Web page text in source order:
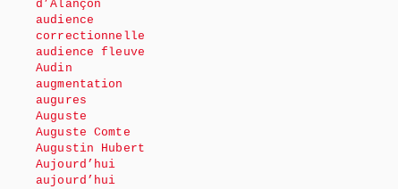
d’Alançon
audience
correctionnelle
audience fleuve
Audin
augmentation
augures
Auguste
Auguste Comte
Augustin Hubert
Aujourd’hui
aujourd’hui